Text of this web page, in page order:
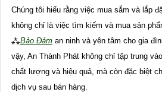
Chúng tôi hiểu rằng việc mua sắm và lắp
không chỉ là việc tìm kiếm và mua sản
⁂Bảo Đảm an ninh và yên tâm cho gia
vậy, An Thành Phát không chỉ tập trung
chất lượng và hiệu quả, mà còn đặc biệt
dịch vụ sau bán hàng.